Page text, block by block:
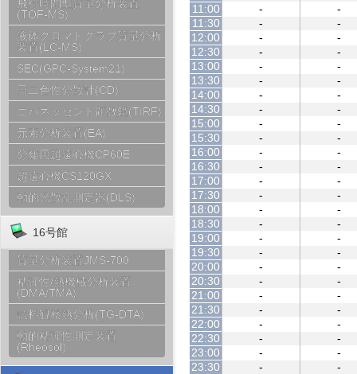
飛行時間型質量分析装置
(TOF-MS)
液体クロマトグラフ質量分析
装置(LC-MS)
SEC(GPC-System21)
円二色性分散計(CD)
エバネッセント顕微鏡(TIRF)
元素分析装置(EA)
分離用超遠心機CP60E
超遠心機CS120GX
動的光散乱測定器(DLS)
16号館
質量分析装置JMS-700
粘弾性/熱機械分析装置
(DMA/TMA)
試料観察熱分析(TG-DTA)
動的粘弾性測定装置
(Rheosol)
11:00
-
-
11:30
-
-
12:00
-
-
12:30
-
-
13:00
-
-
13:30
-
-
14:00
-
-
14:30
-
-
15:00
-
-
15:30
-
-
16:00
-
-
16:30
-
-
17:00
-
-
17:30
-
-
18:00
-
-
18:30
-
-
19:00
-
-
19:30
-
-
20:00
-
-
20:30
-
-
21:00
-
-
21:30
-
-
22:00
-
-
22:30
-
-
23:00
-
-
23:30
- -